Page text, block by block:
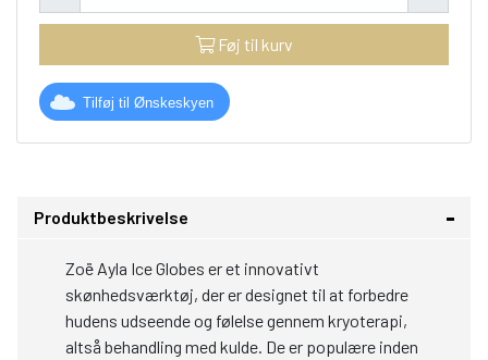
Føj til kurv
Tilføj til Ønskeskyen
Produktbeskrivelse
Zoë Ayla Ice Globes er et innovativt
skønhedsværktøj, der er designet til at forbedre
hudens udseende og følelse gennem kryoterapi,
altså behandling med kulde. De er populære inden